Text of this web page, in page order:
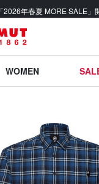
「2026年春夏 MORE SALE」
WOMEN